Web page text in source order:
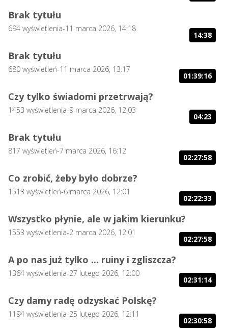
Brak tytułu
694 wyświetlenia-11 marca 2026, 14:18
14:38
Brak tytułu
680 wyświetleń-11 marca 2026, 13:17
01:39:16
Czy tylko świadomi przetrwają?
1453 wyświetlenia-9 marca 2026, 12:03
04:23
Brak tytułu
817 wyświetleń-7 marca 2026, 16:12
02:27:58
Co zrobić, żeby było dobrze?
1513 wyświetleń-6 marca 2026, 12:01
02:22:33
Wszystko płynie, ale w jakim kierunku?
1553 wyświetlenia-2 marca 2026, 12:01
02:27:58
A po nas już tylko ... ruiny i zgliszcza?
1364 wyświetlenia-27 lutego 2026, 12:00
02:31:14
Czy damy radę odzyskać Polskę?
1194 wyświetlenia-25 lutego 2026, 12:11
02:30:58